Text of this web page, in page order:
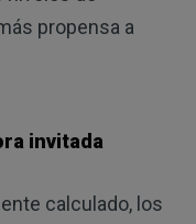
propensa a
invitada
calculado, los